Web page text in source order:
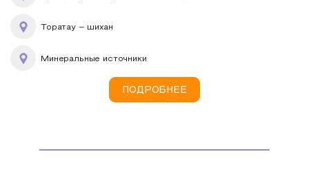
Торатау – шихан
Минеральные источники
ПОДРОБНЕЕ